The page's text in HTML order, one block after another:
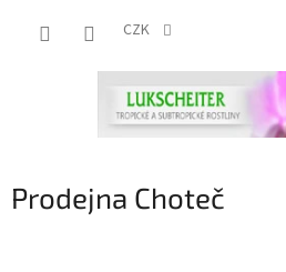
CZK
Prodejna Choteč